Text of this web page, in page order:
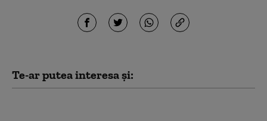
Te-ar putea interesa și: